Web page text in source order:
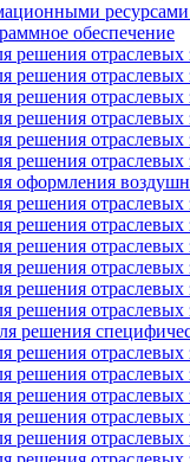
обеспечение
решения отраслевых
решения отраслевых
решения отраслевых
решения
решения
решения отраслевых
оформления
решения отраслевых
отраслевых
решения
решения
решения отраслевых
решения отраслевых
решения
решения
решения отраслевых
решения отраслевых
решения отраслевых
решения отраслевых